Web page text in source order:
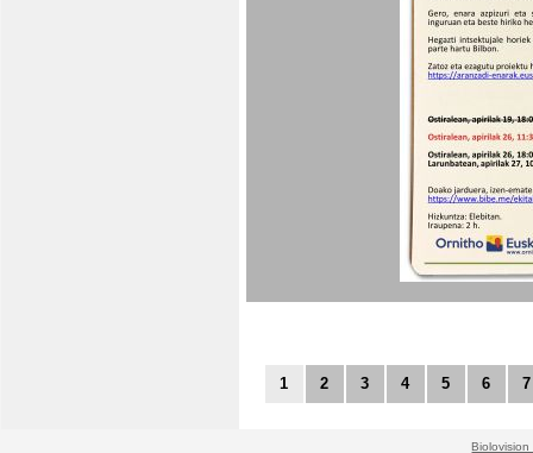
1 2 3 4 5 6 7
Biolovision